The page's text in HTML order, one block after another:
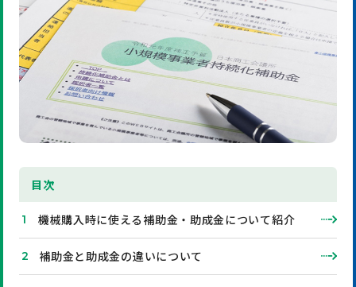
目 次
機械購入時に使える補助金・助成金について紹介
補助金と助成金の違いについて